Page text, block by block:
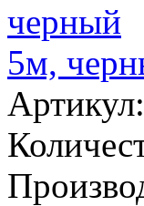
5м,
Артикул: